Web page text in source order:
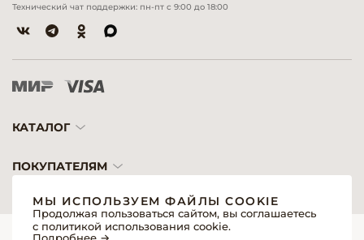
Технический чат поддержки: пн-пт с 9:00 до 18:00
КАТАЛОГ
ПОКУПАТЕЛЯМ
© 2026 «Модерн»— Косметика и оборудование для профессионалов
МЫ ИСПОЛЬЗУЕМ ФАЙЛЫ COOKIE
Продолжая пользоваться сайтом, вы соглашаетесь
с политикой использования cookie.